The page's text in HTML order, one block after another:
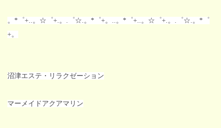
。*゜+..。☆゜+.。.゜☆.。*゜+。..。*゜+..。☆゜+.。.゜☆.。*゜
+。
沼津エステ・リラクゼーション
マーメイドアクアマリン